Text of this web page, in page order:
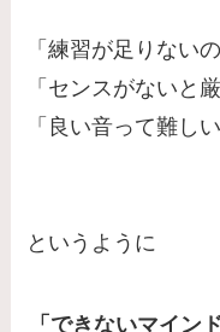
「練習が足りない
「センスがないと
「良い音って難し
というように
「できないマインド